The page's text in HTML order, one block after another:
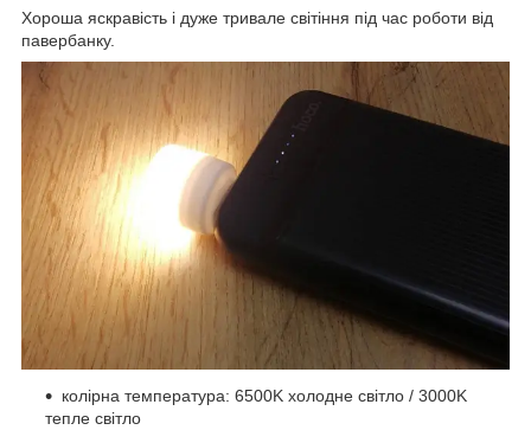
Хороша яскравість і дуже тривале світіння під час роботи від
павербанку.
колірна температура: 6500K холодне світло / 3000K
тепле світло